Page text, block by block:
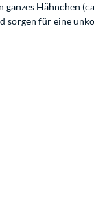
Hähnchen
sorgen für eine